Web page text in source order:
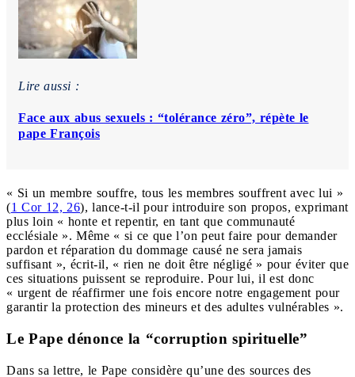
Lire aussi :
Face aux abus sexuels : “tolérance zéro”, répète le
pape François
« Si un membre souffre, tous les membres souffrent avec lui »
(1 Cor 12, 26), lance-t-il pour introduire son propos, exprimant
plus loin « honte et repentir, en tant que communauté
ecclésiale ». Même « si ce que l’on peut faire pour demander
pardon et réparation du dommage causé ne sera jamais
suffisant », écrit-il, « rien ne doit être négligé » pour éviter que
ces situations puissent se reproduire. Pour lui, il est donc
« urgent de réaffirmer une fois encore notre engagement pour
garantir la protection des mineurs et des adultes vulnérables ».
Le Pape dénonce la “corruption spirituelle”
Dans sa lettre, le Pape considère qu’une des sources des